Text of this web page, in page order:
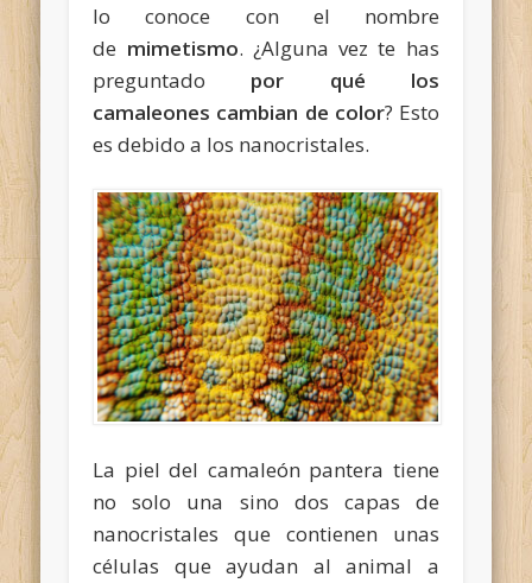
lo conoce con el nombre
de mimetismo. ¿Alguna vez te has
preguntado por qué los
camaleones cambian de color? Esto
es debido a los nanocristales.
La piel del camaleón pantera tiene
no solo una sino dos capas de
nanocristales que contienen unas
células que ayudan al animal a